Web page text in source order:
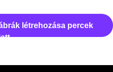
létrehozása percek